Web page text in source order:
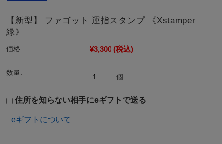
【新型】 ファゴット 運指スタンプ 《Xstamper
緑》
価格: ¥3,300 (税込)
数量:
個
住所を知らない相手にeギフトで送る
eギフトについて